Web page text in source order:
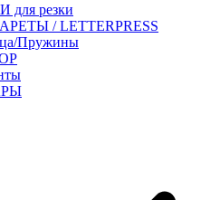
резки
/ LETTERPRESS
Пружины